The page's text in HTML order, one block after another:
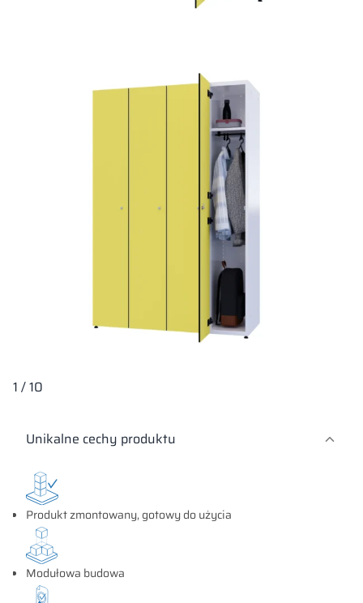
1 /10
Unikalne cechy produktu
Produkt zmontowany, gotowy do użycia
Modułowa budowa